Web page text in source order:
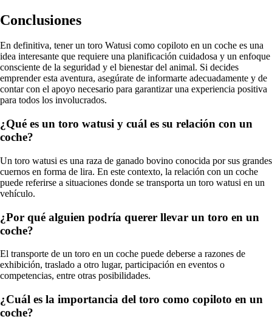
Conclusiones
En definitiva, tener un toro Watusi como copiloto en un coche es una
idea interesante que requiere una planificación cuidadosa y un enfoque
consciente de la seguridad y el bienestar del animal. Si decides
emprender esta aventura, asegúrate de informarte adecuadamente y de
contar con el apoyo necesario para garantizar una experiencia positiva
para todos los involucrados.
¿Qué es un toro watusi y cuál es su relación con un
coche?
Un toro watusi es una raza de ganado bovino conocida por sus grandes
cuernos en forma de lira. En este contexto, la relación con un coche
puede referirse a situaciones donde se transporta un toro watusi en un
vehículo.
¿Por qué alguien podría querer llevar un toro en un
coche?
El transporte de un toro en un coche puede deberse a razones de
exhibición, traslado a otro lugar, participación en eventos o
competencias, entre otras posibilidades.
¿Cuál es la importancia del toro como copiloto en un
coche?